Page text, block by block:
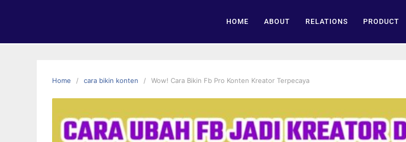
HOME ABOUT RELATIONS PRODUCT
Home cara bikin konten Wow! Cara Bikin Fb Pro Konten Kreator Terpecaya